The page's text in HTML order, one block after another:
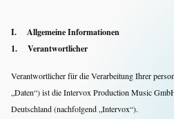
Playlists
I. Allgemeine Informationen
1. Verantwortlicher
Verantwortlicher für die Verarbeitung Ihrer
„Daten“) ist die Intervox Production Music
Deutschland (nachfolgend „Intervox“).